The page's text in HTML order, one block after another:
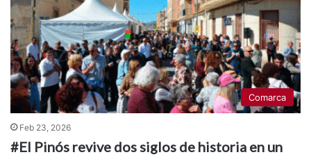
Comarca
Feb 23, 2026
#El Pinós revive dos siglos de historia en un